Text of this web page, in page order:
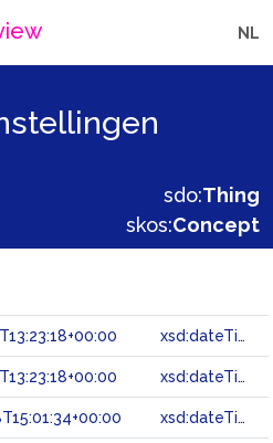
NL
sdo:Thing
skos:Concept
xsd:dateTime
xsd:dateTime
xsd:dateTime